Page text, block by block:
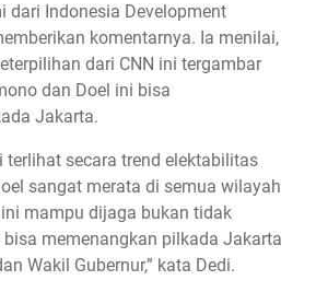
dari Indonesia Development
komentarnya. Ia menilai,
dari CNN ini tergambar
dan Doel ini bisa
Jakarta.
terlihat secara trend elektabilitas
sangat merata di semua wilayah
mampu dijaga bukan tidak
memenangkan pilkada Jakarta
Wakil Gubernur,” kata Dedi.